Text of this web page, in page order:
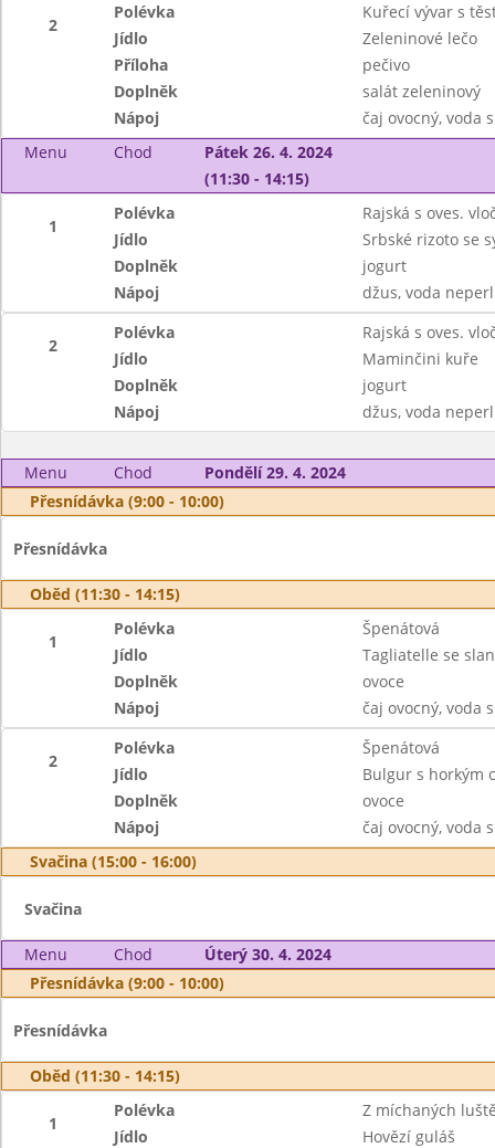
2
Polévka
Kuřecí vývar s
Jídlo
Zeleninové lečo
Příloha
pečivo
Doplněk
salát zeleninový
Nápoj
čaj ovocný, voda
Menu
Chod
Pátek 26. 4. 2024
(11:30 - 14:15)
1
Polévka
Rajská s oves.
Jídlo
Srbské rizoto se
Doplněk
jogurt
Nápoj
džus, voda
2
Polévka
Rajská s oves.
Jídlo
Maminčini kuře
Doplněk
jogurt
Nápoj
džus, voda
Menu Chod
Pondělí 29. 4. 2024
Přesnídávka (9:00 - 10:00)
Přesnídávka
Oběd (11:30 - 14:15)
1
Polévka
Špenátová
Jídlo
Tagliatelle se
Doplněk
ovoce
Nápoj
čaj ovocný, voda
2
Polévka
Špenátová
Jídlo
Bulgur s horkým
Doplněk
ovoce
Nápoj
čaj ovocný, voda
Svačina (15:00 - 16:00)
Svačina
Menu Chod
Úterý 30. 4. 2024
Přesnídávka (9:00 - 10:00)
Přesnídávka
Oběd (11:30 - 14:15)
1
Polévka
Z míchaných
Jídlo
Hovězí guláš